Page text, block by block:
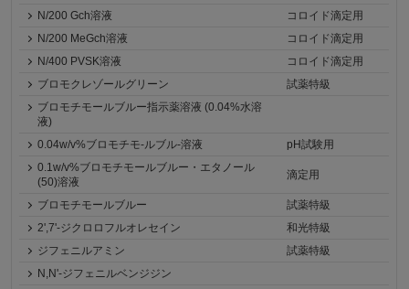
N/200 Gch溶液
コロイド滴定用
N/200 MeGch溶液
コロイド滴定用
N/400 PVSK溶液
コロイド滴定用
ブロモクレゾールグリーン
試薬特級
ブロモチモールブルー指示薬溶液 (0.04%水溶
液)
0.04w/v%ブロモチモ-ルブル-溶液
pH試験用
0.1w/v%ブロモチモールブルー・エタノール
(50)溶液
滴定用
ブロモチモールブルー
試薬特級
2',7'-ジクロロフルオレセイン
和光特級
ジフェニルアミン
試薬特級
N,N'-ジフェニルベンジジン